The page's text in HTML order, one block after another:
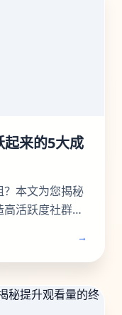
来的5大成
本文为您揭秘
活跃度社群。
步的实操指
无论您是新手
→